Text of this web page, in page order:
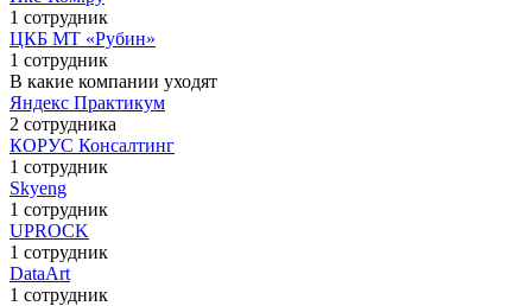
1 сотрудник
ЦКБ МТ «Рубин»
1 сотрудник
В какие компании уходят
Яндекс Практикум
2 сотрудника
КОРУС Консалтинг
1 сотрудник
Skyeng
1 сотрудник
UPROCK
1 сотрудник
DataArt
1 сотрудник